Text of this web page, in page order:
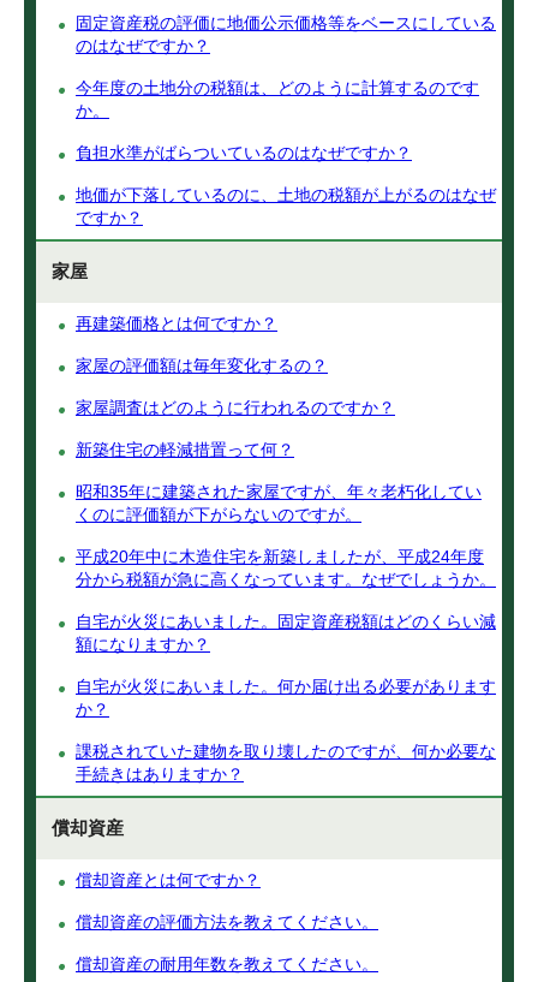
固定資産税の評価に地価公示価格等をベースにしている
のはなぜですか？
今年度の土地分の税額は、どのように計算するのです
か。
負担水準がばらついているのはなぜですか？
地価が下落しているのに、土地の税額が上がるのはなぜ
ですか？
家屋
再建築価格とは何ですか？
家屋の評価額は毎年変化するの？
家屋調査はどのように行われるのですか？
新築住宅の軽減措置って何？
昭和35年に建築された家屋ですが、年々老朽化してい
くのに評価額が下がらないのですが。
平成20年中に木造住宅を新築しましたが、平成24年度
分から税額が急に高くなっています。なぜでしょうか。
自宅が火災にあいました。固定資産税額はどのくらい減
額になりますか？
自宅が火災にあいました。何か届け出る必要があります
か？
課税されていた建物を取り壊したのですが、何か必要な
手続きはありますか？
償却資産
償却資産とは何ですか？
償却資産の評価方法を教えてください。
償却資産の耐用年数を教えてください。